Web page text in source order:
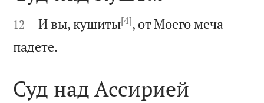


12 – И вы, кушиты[4], от Моего меча
падете.
Суд над Ассирией